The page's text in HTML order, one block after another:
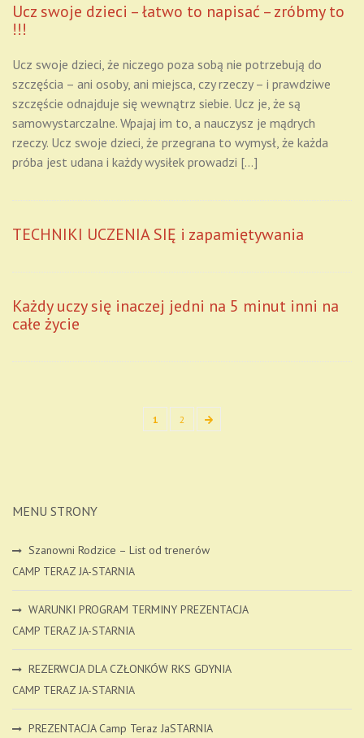
Ucz swoje dzieci – łatwo to napisać – zróbmy to
!!!
Ucz swoje dzieci, że niczego poza sobą nie potrzebują do
szczęścia – ani osoby, ani miejsca, czy rzeczy – i prawdziwe
szczęście odnajduje się wewnątrz siebie. Ucz je, że są
samowystarczalne. Wpajaj im to, a nauczysz je mądrych
rzeczy. Ucz swoje dzieci, że przegrana to wymysł, że każda
próba jest udana i każdy wysiłek prowadzi […]
TECHNIKI UCZENIA SIĘ i zapamiętywania
Każdy uczy się inaczej jedni na 5 minut inni na
całe życie
Nawigacja
poPage
1 Page
2
Next
MENU STRONY
Szanowni Rodzice – List od trenerów
CAMP TERAZ JA-STARNIA
WARUNKI PROGRAM TERMINY PREZENTACJA
CAMP TERAZ JA-STARNIA
REZERWCJA DLA CZŁONKÓW RKS GDYNIA
CAMP TERAZ JA-STARNIA
PREZENTACJA Camp Teraz JaSTARNIA